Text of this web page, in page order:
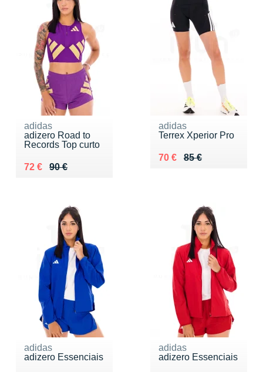
adidas
adizero Road to
Records Top curto
90 €
Au lieu de 90 €
72 €
Vendu 72 €
adidas
Terrex Xperior Pro
85 €
Au lieu de 85 €
70 €
Vendu 70 €
adidas
adizero Essenciais
adidas
adizero Essenciais